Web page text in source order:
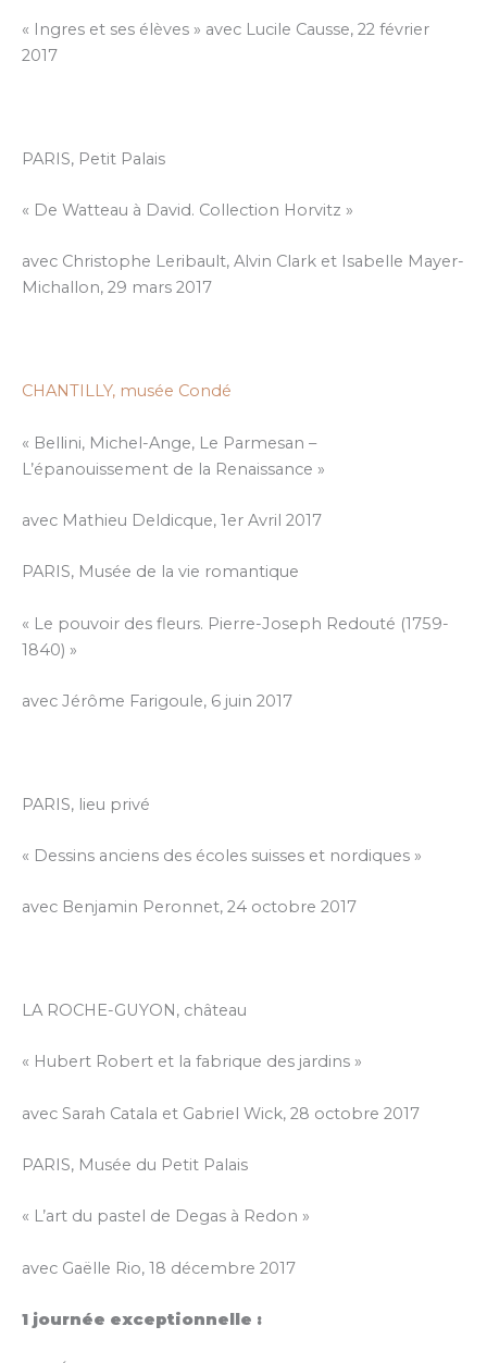
« Ingres et ses élèves » avec Lucile Causse, 22 février
2017
PARIS, Petit Palais
« De Watteau à David. Collection Horvitz »
avec Christophe Leribault, Alvin Clark et Isabelle Mayer-
Michallon, 29 mars 2017
CHANTILLY, musée Condé
« Bellini, Michel-Ange, Le Parmesan –
L’épanouissement de la Renaissance »
avec Mathieu Deldicque, 1er Avril 2017
PARIS, Musée de la vie romantique
« Le pouvoir des fleurs. Pierre-Joseph Redouté (1759-
1840) »
avec Jérôme Farigoule, 6 juin 2017​
PARIS, lieu privé
« Dessins anciens des écoles suisses et nordiques »
avec Benjamin Peronnet, 24 octobre 2017
LA ROCHE-GUYON, château
« Hubert Robert et la fabrique des jardins »
avec Sarah Catala et Gabriel Wick, 28 octobre 2017
PARIS, Musée du Petit Palais
« L’art du pastel de Degas à Redon »
avec Gaëlle Rio, 18 décembre 2017
1 journée exceptionnelle :